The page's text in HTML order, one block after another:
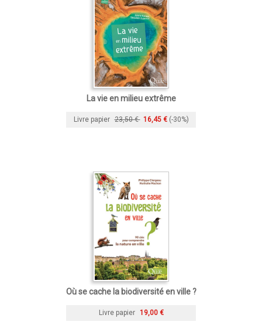
La vie en milieu extrême
Livre papier 23,50 € 16,45 € (-30%)
Où se cache la biodiversité en ville ?
Livre papier 19,00 €